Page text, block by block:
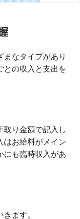
なタイプがあり
との収入と支出を
取り金額で記入し
はお給料がメイン
にも臨時収入があ
ます。